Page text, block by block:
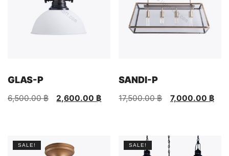
GLAS-P
6,500.00฿
Original
2,600.00 ฿
Current
SANDI-P
17,500.00฿
Original
7,000.00 ฿
Current
multiple
SALE! SALE!